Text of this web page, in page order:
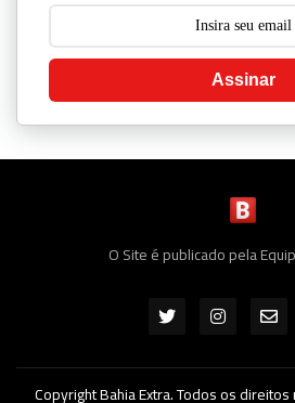
Assinar
O Site é publicado pela
Copyright Bahia Extra. Todos os